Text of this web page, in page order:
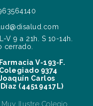
V 9 a 21h. S 10-14h.
cerrado.
Farmacia V-193-F.
Colegiado 9374
Carlos
(44519417L)
Muy Ilustre Colegio